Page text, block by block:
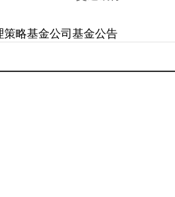
策略基金公司基金公告